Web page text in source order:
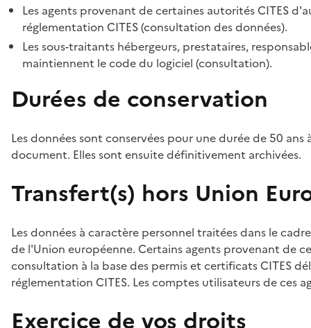
Les agents provenant de certaines autorités CITES
réglementation CITES (consultation des données).
Les sous-traitants hébergeurs, prestataires,
maintiennent le code du logiciel (consultation).
Durées de conservation
Les données sont conservées pour une durée de 50
document. Elles sont ensuite définitivement archivées.
Transfert(s) hors Union
Les données à caractère personnel traitées dans le
de l'Union européenne. Certains agents provenant de
consultation à la base des permis et certificats CITES
réglementation CITES. Les comptes utilisateurs de ces
Exercice de vos droits